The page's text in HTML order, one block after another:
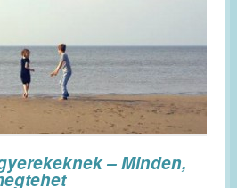
– Minden,